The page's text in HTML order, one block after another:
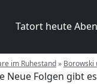
Tatort heute
im Ruhestand» Borowski
Neue Folgen gibt